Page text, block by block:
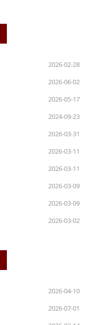
2026-02-28
2026-06-02
2026-05-17
2024-09-23
2026-03-31
2026-03-11
2026-03-11
2026-03-09
2026-03-09
2026-03-02
2026-04-10
2026-07-01